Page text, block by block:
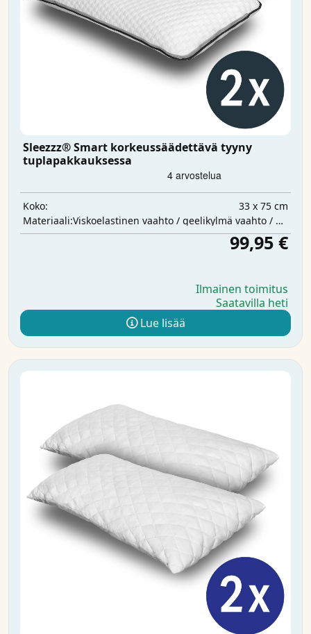
Sleezzz® Smart korkeussäädettävä tyyny
tuplapakkauksessa
Koko:
33 x 75 cm
Materiaali:
Viskoelastinen vaahto / geelikylmä vaahto / polyesterivanu
99,95 €
Ilmainen toimitus
Saatavilla heti
Lue lisää